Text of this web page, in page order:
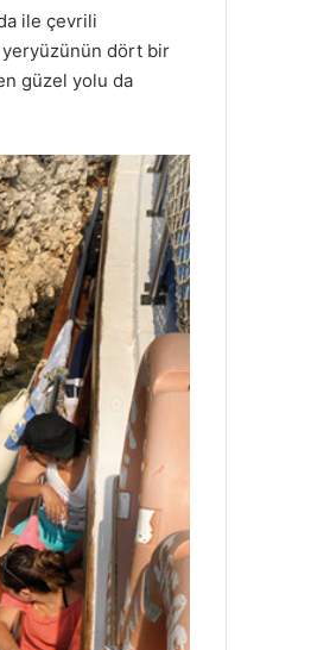
ile çevrili
yeryüzünün dört bir
güzel yolu da